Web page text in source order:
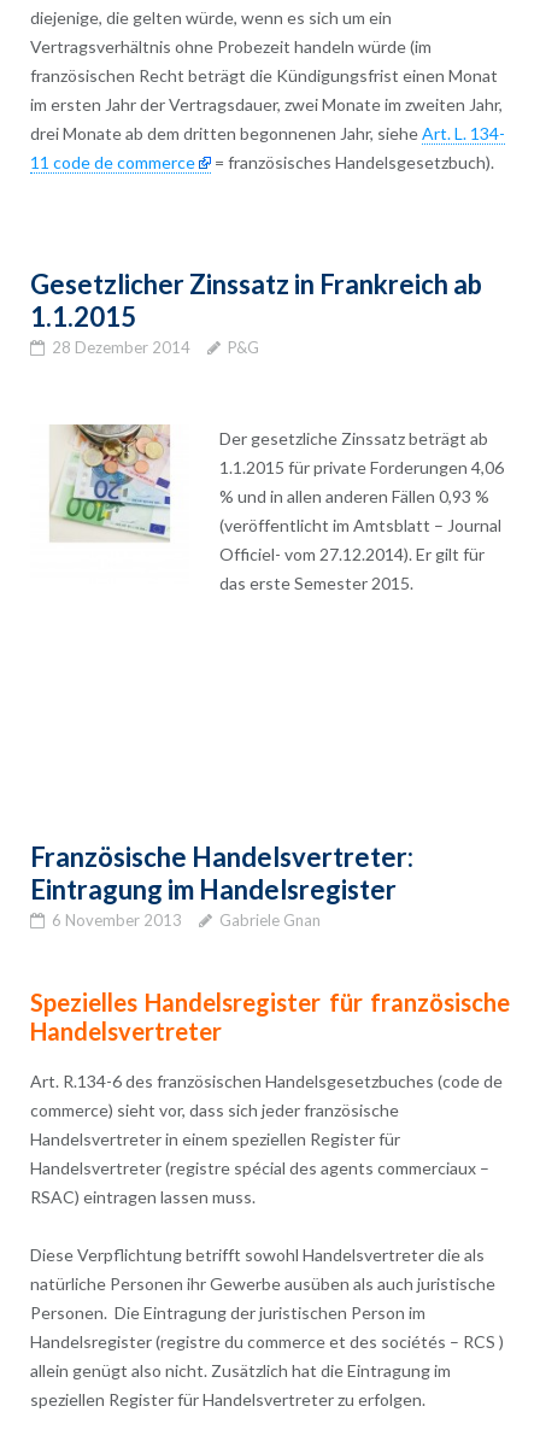
diejenige, die gelten würde, wenn es sich um ein
Vertragsverhältnis ohne Probezeit handeln würde (im
französischen Recht beträgt die Kündigungsfrist einen Monat
im ersten Jahr der Vertragsdauer, zwei Monate im zweiten Jahr,
drei Monate ab dem dritten begonnenen Jahr, sieheArt. L. 134-
11 code de commerce
= französisches Handelsgesetzbuch).
Gesetzlicher Zinssatz in Frankreich ab
1.1.2015
28 Dezember 2014 P&G
Der gesetzliche Zinssatz beträgt ab
1.1.2015 für private Forderungen 4,06
% und in allen anderen Fällen 0,93 %
(veröffentlicht im Amtsblatt – Journal
Officiel- vom 27.12.2014). Er gilt für
das erste Semester 2015.
Französische Handelsvertreter:
Eintragung im Handelsregister
6 November 2013 Gabriele Gnan
Spezielles Handelsregister für französische
Handelsvertreter
Art. R.134-6 des französischen Handelsgesetzbuches (code de
commerce) sieht vor, dass sich jeder französische
Handelsvertreter in einem speziellen Register für
Handelsvertreter (registre spécial des agents commerciaux –
RSAC) eintragen lassen muss.
Diese Verpflichtung betrifft sowohl Handelsvertreter die als
natürliche Personen ihr Gewerbe ausüben als auch juristische
Personen. Die Eintragung der juristischen Person im
Handelsregister (registre du commerce et des sociétés – RCS )
allein genügt also nicht. Zusätzlich hat die Eintragung im
speziellen Register für Handelsvertreter zu erfolgen.